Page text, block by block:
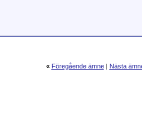
« Föregående ämne| Nästa